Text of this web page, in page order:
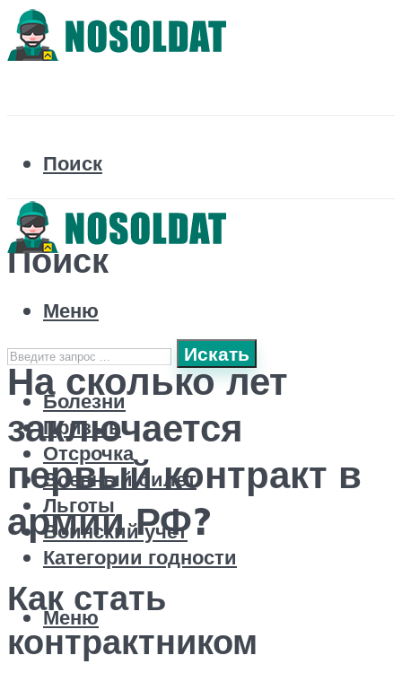
Поиск
Поиск
Искать
Болезни
Призыв
Отсрочка
Военный билет
Льготы
Воинский учет
Категории годности
Меню
Меню
На сколько лет
заключается
первый контракт в
армии РФ?
Как стать
контрактником